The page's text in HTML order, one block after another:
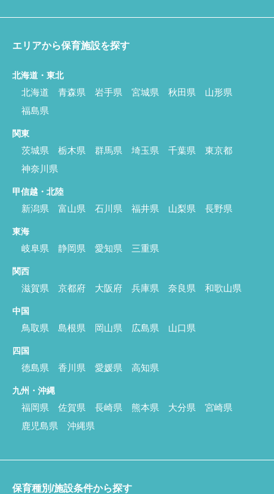
エリアから保育施設を探す
北海道・東北
北海道 青森県 岩手県 宮城県 秋田県
山形県
福島県
関東
茨城県 栃木県 群馬県 埼玉県 千葉県
東京都
神奈川県
甲信越・北陸
新潟県 富山県 石川県 福井県 山梨県 長野県
東海
岐阜県 静岡県 愛知県 三重県
関西
滋賀県 京都府 大阪府 兵庫県 奈良県 和歌山県
中国
鳥取県 島根県 岡山県 広島県 山口県
四国
徳島県 香川県 愛媛県 高知県
九州・沖縄
福岡県 佐賀県 長崎県 熊本県 大分県
宮崎県
鹿児島県
沖縄県
保育種別/施設条件から探す